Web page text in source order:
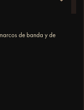
de banda y de